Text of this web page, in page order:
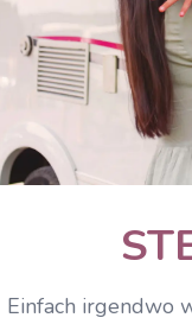
Einfach irgendwo